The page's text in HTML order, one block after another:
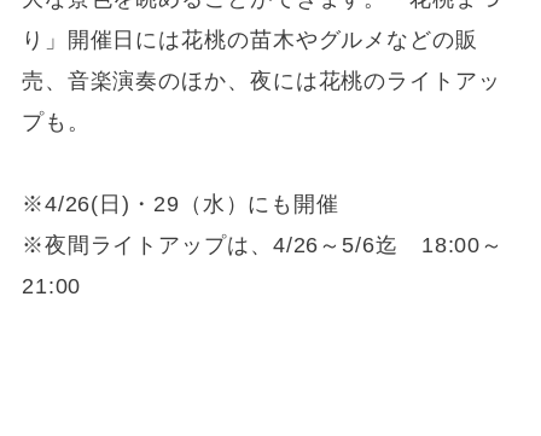
り」開催日には花桃の苗木やグルメなどの販
売、音楽演奏のほか、夜には花桃のライトアッ
プも。
※4/26(日)・29（水）にも開催
※夜間ライトアップは、4/26～5/6迄 18:00～
21:00